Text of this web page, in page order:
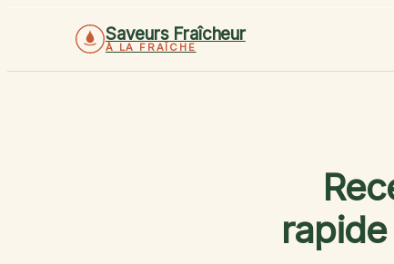
Saveurs Fraîcheur
À LA FRAÎCHE